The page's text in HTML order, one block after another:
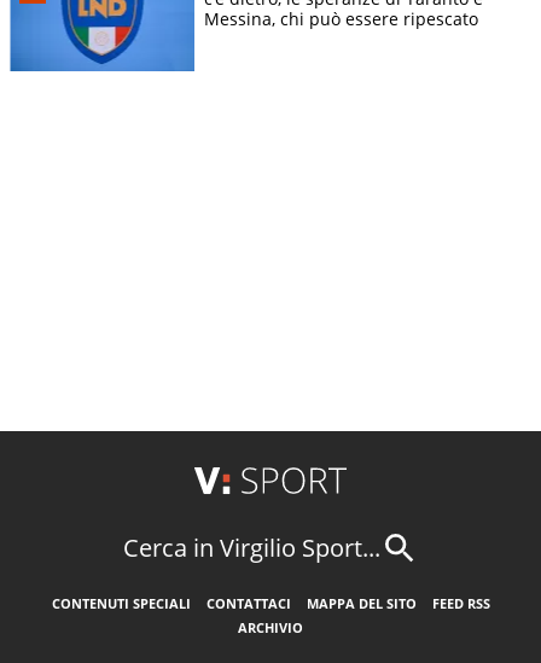
Messina, chi può essere ripescato
Cerca in Virgilio Sport...
CONTENUTI SPECIALI CONTATTACI MAPPA DEL SITO
FEED RSS
ARCHIVIO